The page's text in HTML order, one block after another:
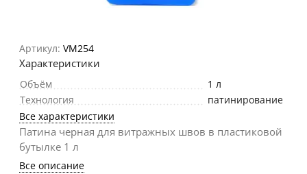
Артикул: VM254
Характеристики
Объём
1 л
Технология
патинирование
Все характеристики
Патина черная для витражных швов в пластиковой
бутылке 1 л
Все описание